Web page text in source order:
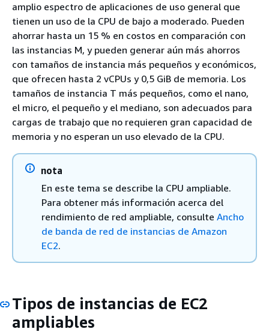
amplio espectro de aplicaciones de uso general que
tienen un uso de la CPU de bajo a moderado. Pueden
ahorrar hasta un 15 % en costos en comparación con
las instancias M, y pueden generar aún más ahorros
con tamaños de instancia más pequeños y económicos,
que ofrecen hasta 2 vCPUs y 0,5 GiB de memoria. Los
tamaños de instancia T más pequeños, como el nano,
el micro, el pequeño y el mediano, son adecuados para
cargas de trabajo que no requieren gran capacidad de
memoria y no esperan un uso elevado de la CPU.
nota
En este tema se describe la CPU ampliable.
Para obtener más información acerca del
rendimiento de red ampliable, consulte Ancho
de banda de red de instancias de Amazon
EC2.
Tipos de instancias de EC2
ampliables